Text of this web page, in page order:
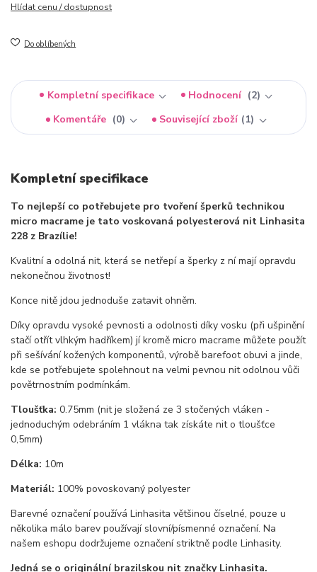
Hlídat cenu / dostupnost
Do oblíbených
Kompletní specifikace Hodnocení
2
Komentáře
0 Související zboží 1
Kompletní specifikace
To nejlepší co potřebujete pro tvoření šperků technikou
micro macrame je tato voskovaná polyesterová nit Linhasita
228 z Brazílie!
Kvalitní a odolná nit, která se netřepí a šperky z ní mají opravdu
nekonečnou životnost!
Konce nitě jdou jednoduše zatavit ohněm.
Díky opravdu vysoké pevnosti a odolnosti díky vosku (při ušpinění
stačí otřít vlhkým hadříkem) jí kromě micro macrame můžete použít
při sešívání kožených komponentů, výrobě barefoot obuvi a jinde,
kde se potřebujete spolehnout na velmi pevnou nit odolnou vůči
povětrnostním podmínkám.
Tloušťka: 0.75mm (nit je složená ze 3 stočených vláken -
jednoduchým odebráním 1 vlákna tak získáte nit o tloušťce
0,5mm)
Délka: 10m
Materiál: 100% povoskovaný polyester
Barevné označení používá Linhasita většinou číselné, pouze u
několika málo barev používají slovní/písmenné označení. Na
našem eshopu dodržujeme označení striktně podle Linhasity.
Jedná se o originální brazilskou nit značky Linhasita.